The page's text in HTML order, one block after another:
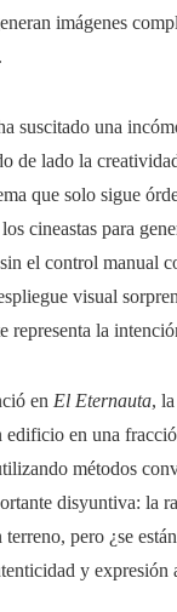
imágenes
suscitado una
de lado la
que solo sigue
cineastas para
el control manual
visual
representa la
en El Eternauta,
edificio en una
métodos
disyuntiva: la
pero ¿se
y expresión